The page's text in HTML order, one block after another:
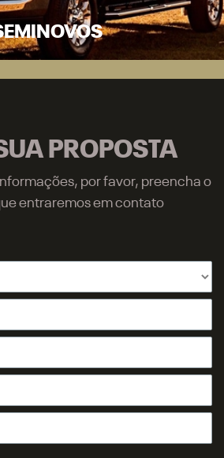
PROPOSTA
por favor, preencha o
entraremos em contato